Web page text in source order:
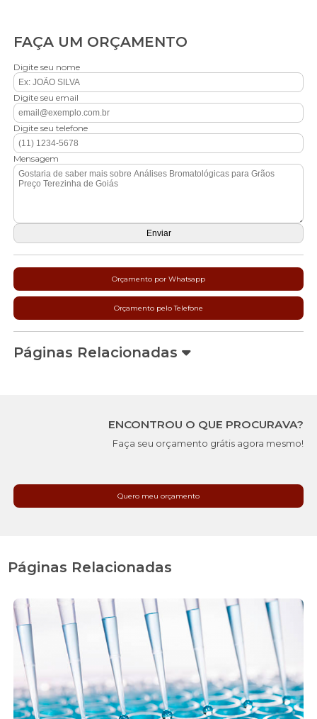
FAÇA UM ORÇAMENTO
Digite seu nome
Digite seu email
Digite seu telefone
Mensagem
Orçamento por Whatsapp
Orçamento pelo Telefone
Páginas Relacionadas
ENCONTROU O QUE PROCURAVA?
Faça seu orçamento grátis agora mesmo!
Quero meu orçamento
Páginas Relacionadas